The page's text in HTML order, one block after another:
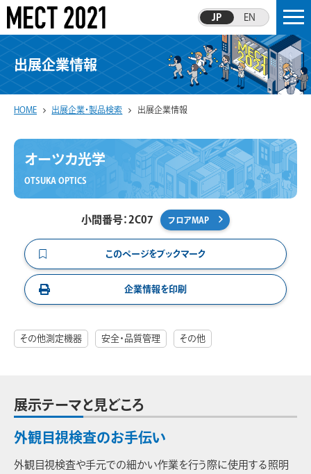
JP EN
出展企業情報
HOME 出展企業・製品検索 出展企業情報
オーツカ光学
OTSUKA OPTICS
小間番号：2C07 フロアMAP
このページをブックマーク
企業情報を印刷
その他測定機器 安全・品質管理 その他
展示テーマと見どころ
外観目視検査のお手伝い
外観目視検査や手元での細かい作業を行う際に使用する照明